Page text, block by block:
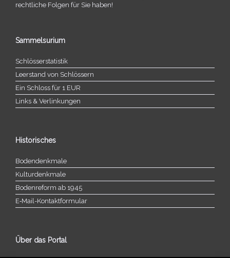
recht­li­che Folgen für Sie haben!
Sammelsurium
Schlösserstatistik
Leerstand von Schlössern
Ein Schloss für 1 EUR
Links & Verlinkungen
Historisches
Bodendenkmale
Kulturdenkmale
Bodenreform ab 1945
E‑Mail-​​Kontaktformular
Über das Portal